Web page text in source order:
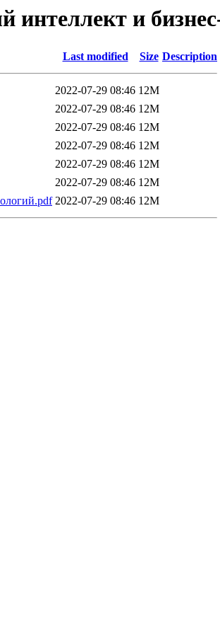
и
Last modified Size Description
2022-07-29 08:46 12M
2022-07-29 08:46 12M
2022-07-29 08:46 12M
2022-07-29 08:46 12M
2022-07-29 08:46 12M
2022-07-29 08:46 12M
2022-07-29 08:46 12M